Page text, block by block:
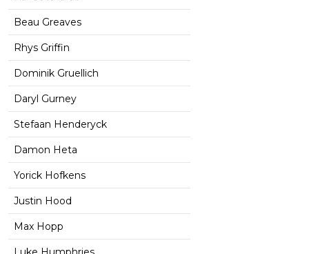
Beau Greaves
Rhys Griffin
Dominik Gruellich
Daryl Gurney
Stefaan Henderyck
Damon Heta
Yorick Hofkens
Justin Hood
Max Hopp